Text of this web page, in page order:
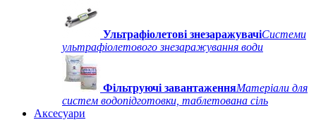
Ультрафіолетові знезаражувачіСистеми
ультрафіолетового знезаражування води
Фільтруючі завантаженняМатеріали для
систем водопідготовки, таблетована сіль
Аксесуари